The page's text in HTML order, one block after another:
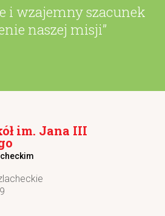
i wzajemny szacunek
naszej misji”
im. Jana III